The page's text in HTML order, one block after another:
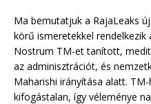
Ma bemutatjuk a RajaLeaks
körű ismeretekkel rendelkezik
Nostrum TM-et tanított,
az adminisztrációt, és
Maharishi irányítása alatt.
kifogástalan, így véleménye